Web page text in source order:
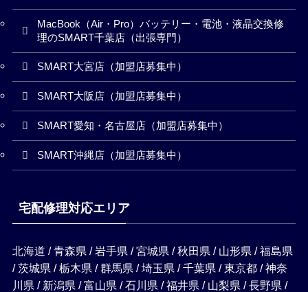
MacBook（Air・Pro）バッテリー・電池・液晶交換修
理のSMART千葉店（出張専門）
SMART大宮店（加盟店募集中）
SMART大阪店（加盟店募集中）
SMART愛知・名古屋店（加盟店募集中）
SMART沖縄店（加盟店募集中）
宅配修理対応エリア
北海道 / 青森県 / 岩手県 / 宮城県 / 秋田県 / 山形県 / 福島県
/ 茨城県 / 栃木県 / 群馬県 / 埼玉県 / 千葉県 / 東京都 / 神奈
川県 / 新潟県 / 富山県 / 石川県 / 福井県 / 山梨県 / 長野県 /